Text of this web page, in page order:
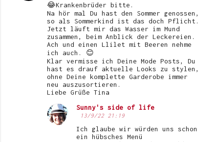
😂Krankenbrüder bitte.
Na hör mal Du hast den Sommer genossen,
so als Sommerkind ist das doch Pflicht.
Jetzt läuft mir das Wasser im Mund
zusammen, beim Anblick der Leckereien.
Ach und einen Llilet mit Beeren nehme
ich auch. 😊
Klar vermisse ich Deine Mode Posts, Du
hast es drauf aktuelle Looks zu stylen,
ohne Deine komplette Garderobe immer
neu auszusortieren.
Liebe Grüße Tina
Sunny's side of life
13/9/22 21:19
Ich glaube wir würden uns schon
ein hübsches Menü